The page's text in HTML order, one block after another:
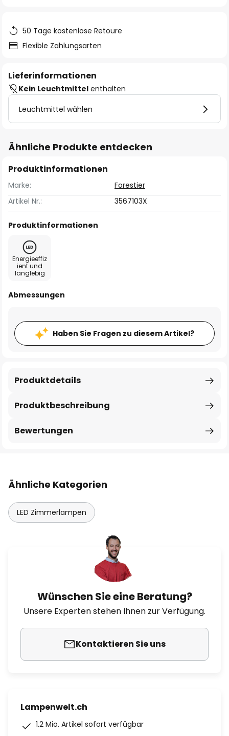
50 Tage kostenlose Retoure
Flexible Zahlungsarten
Lieferinformationen
Kein Leuchtmittel enthalten
Leuchtmittel wählen
Ähnliche Produkte entdecken
Produktinformationen
Marke:
Forestier
Artikel Nr.:
3567103X
Produktinformationen
Energieeffiz
ient und
langlebig
Abmessungen
Haben Sie Fragen zu diesem Artikel?
Produktbeschreibung
Produktdetails
Bewertungen
Ähnliche Kategorien
LED Zimmerlampen
Wünschen Sie eine Beratung?
Unsere Experten stehen Ihnen zur Verfügung.
Kontaktieren Sie uns
Lampenwelt.ch
1.2 Mio. Artikel sofort verfügbar